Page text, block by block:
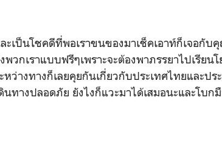
ะเป็นโชคดีที่พอเราขนของมาเช็คเอาท์ก็เจอกับ
พวกเราแบบฟรีๆเพราะจะต้องพาภรรยาไปเรี
หว่างทางก็เลยคุยกันเกี่ยวกับประเทศไทยและป
นทางปลอดภัย ยังไงก็แวะมาได้เสมอนะและโบ